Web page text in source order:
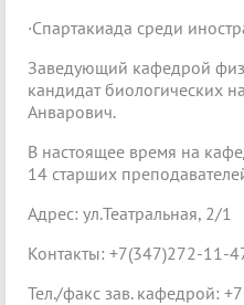
·Спартакиада среди
Заведующий кафедрой
кандидат биологических
Анварович.
В настоящее время на
14 старших
Адрес: ул.Театральная, 2/1
Контакты: +7(347)272-11-
Тел./факс зав. кафедрой: